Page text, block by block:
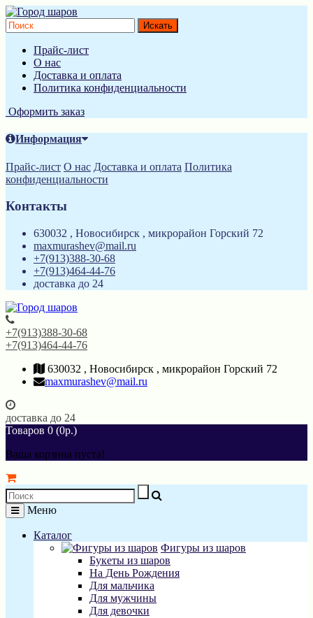
Прайс-лист
О нас
Доставка и оплата
Политика конфиденциальности
Оформить заказ
Информация
Прайс-лист О нас Доставка и оплата Политика
конфиденциальности
Контакты
630032 , Новосибирск , микрорайон Горский 72
maxmurashev@mail.ru
+7(913)388-30-68
+7(913)464-44-76
доставка до 24
+7(913)388-30-68
+7(913)464-44-76
630032 , Новосибирск , микрорайон Горский 72
maxmurashev@mail.ru
доставка до 24
Товаров 0 (0р.)
Ваша корзина пуста!
Меню
Каталог
Фигуры из шаров
Букеты из шаров
На День Рождения
Для мальчика
Для мужчины
Для девочки